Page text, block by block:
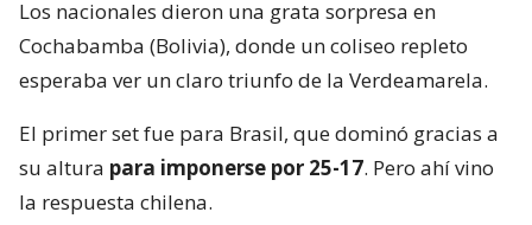
Los nacionales dieron una grata sorpresa en
Cochabamba (Bolivia), donde un coliseo repleto
esperaba ver un claro triunfo de la Verdeamarela.
El primer set fue para Brasil, que dominó gracias a
su altura para imponerse por 25-17. Pero ahí vino
la respuesta chilena.